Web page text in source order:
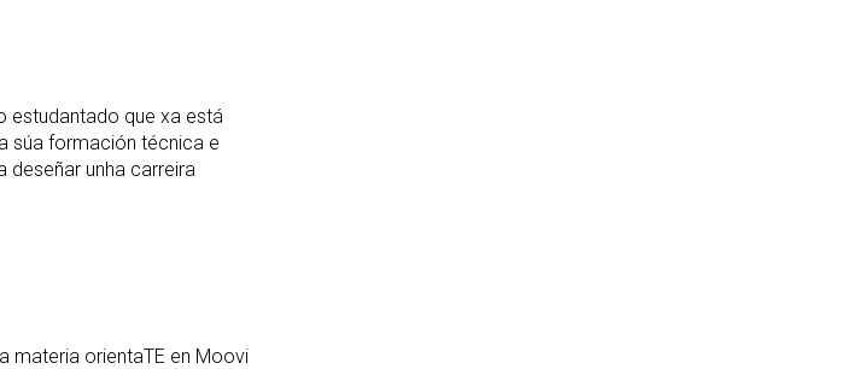
estudantado que xa está
súa formación técnica e
deseñar unha carreira
materia orientaTE en Moovi